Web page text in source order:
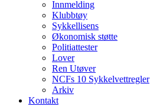
Innmelding
Klubbtøy
Sykkellisens
Økonomisk støtte
Politiattester
Lover
Ren Utøver
NCFs 10 Sykkelvettregler
Arkiv
Kontakt